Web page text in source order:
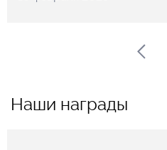
Наши награды